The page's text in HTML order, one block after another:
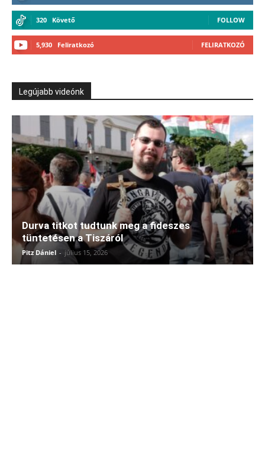
320 Követő FOLLOW
5,930 Feliratkozó FELIRATKOZÓ
Legújabb videónk
Durva titkot tudtunk meg a fideszes
tüntetésen a Tiszáról
Pitz Dániel - július 15, 2026